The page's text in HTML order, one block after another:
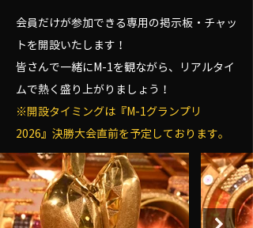
会員だけが参加できる専用の掲示板・チャッ
トを開設いたします！
皆さんで一緒にM-1を観ながら、リアルタイ
ムで熱く盛り上がりましょう！
※開設タイミングは『M-1グランプリ
2026』決勝大会直前を予定しております。